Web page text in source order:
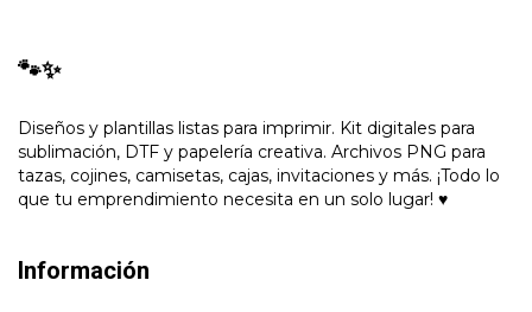
🐾✨
Diseños y plantillas listas para imprimir. Kit digitales para
sublimación, DTF y papelería creativa. Archivos PNG para
tazas, cojines, camisetas, cajas, invitaciones y más. ¡Todo lo
que tu emprendimiento necesita en un solo lugar! ♥
Información